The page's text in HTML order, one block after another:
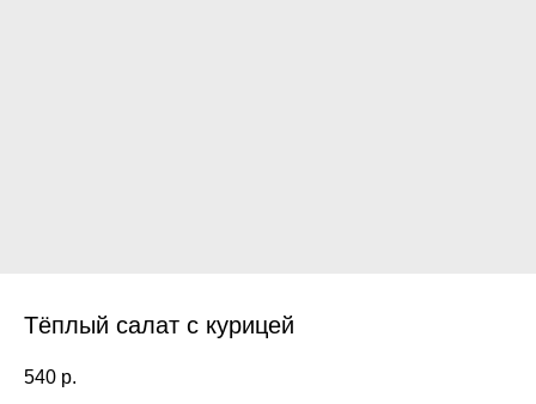
Тёплый салат с курицей
540 р.